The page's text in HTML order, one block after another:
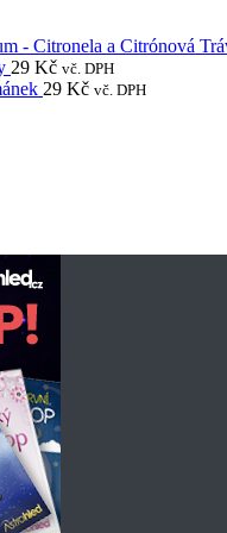
- Citronela a Citrónová
29 Kč vč. DPH
29 Kč vč. DPH